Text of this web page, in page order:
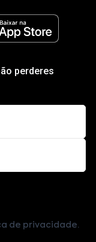
perderes
de privacidade.